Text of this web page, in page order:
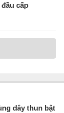
cấp
dây thun bật